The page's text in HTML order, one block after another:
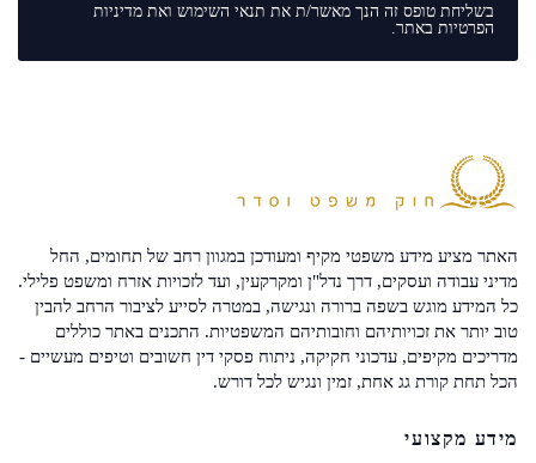
בשליחת טופס זה הנך מאשר/ת את תנאי השימוש ואת מדיניות
הפרטיות באתר.
האתר מציע מידע משפטי מקיף ומעודכן במגוון רחב של תחומים, החל
מדיני עבודה ועסקים, דרך נדל"ן ומקרקעין, ועד לזכויות אזרח ומשפט פלילי.
כל המידע מוגש בשפה ברורה ונגישה, במטרה לסייע לציבור הרחב להבין
טוב יותר את זכויותיהם וחובותיהם המשפטיות. התכנים באתר כוללים
מדריכים מקיפים, עדכוני חקיקה, ניתוח פסקי דין חשובים וטיפים מעשיים -
הכל תחת קורת גג אחת, זמין ונגיש לכל דורש.
מידע מקצועי